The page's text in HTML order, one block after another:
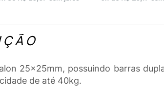
25x25mm, possuindo barras
de até 40kg.